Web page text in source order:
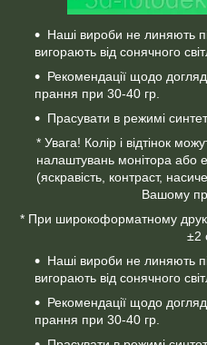
Наші вироби не линяють
вигорають від сонячного
Рекомендації щодо
прання при 30-40 гр.
Прасувати в режимі
* Увага! Колір і відтінок
налаштувань монітора або
(яскравість, контраст,
Вашому
* При широкоформатному
±2
Наші вироби не линяють
вигорають від сонячного
Рекомендації щодо
прання при 30-40 гр.